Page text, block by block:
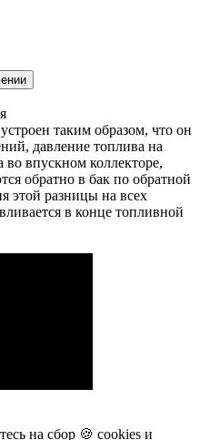
таким образом, что он
давление топлива на
во впускном коллекторе,
обратно в бак по обратной
этой разницы на всех
в конце топливной
на сбор 🍪 cookies и